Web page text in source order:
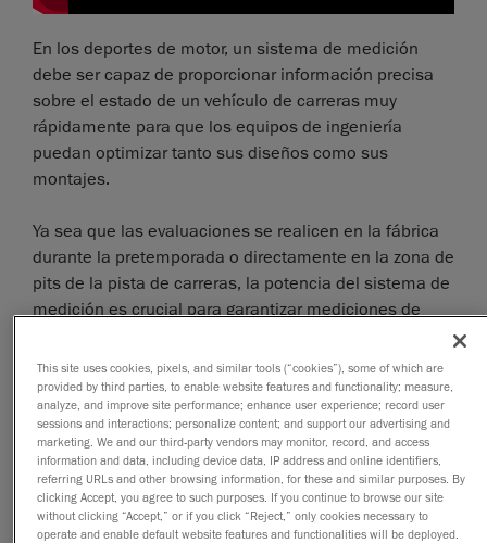
En los deportes de motor, un sistema de medición
debe ser capaz de proporcionar información precisa
sobre el estado de un vehículo de carreras muy
rápidamente para que los equipos de ingeniería
puedan optimizar tanto sus diseños como sus
montajes.
Ya sea que las evaluaciones se realicen en la fábrica
durante la pretemporada o directamente en la zona de
pits de la pista de carreras, la potencia del sistema de
medición es crucial para garantizar mediciones de
regulaciones de la carrera.
Los diseñadores y los expertos en control de calidad
comienzan a afinar sus autos de carrera durante la
pretemporada. Para ello, el vehículo completo suele
medirse por dentro y por fuera.
This site uses cookies, pixels, and similar tools (“cookies”), some of which are
provided by third parties, to enable website features and functionality; measure,
analyze, and improve site performance; enhance user experience; record user
sessions and interactions; personalize content; and support our advertising and
marketing. We and our third-party vendors may monitor, record, and access
information and data, including device data, IP address and online identifiers,
referring URLs and other browsing information, for these and similar purposes. By
clicking Accept, you agree to such purposes. If you continue to browse our site
without clicking “Accept,” or if you click “Reject,” only cookies necessary to
operate and enable default website features and functionalities will be deployed.